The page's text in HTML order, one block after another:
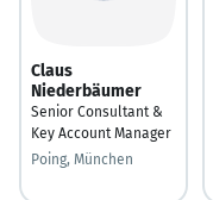
Claus
Niederbäumer
Senior Consultant &
Key Account Manager
Poing, München